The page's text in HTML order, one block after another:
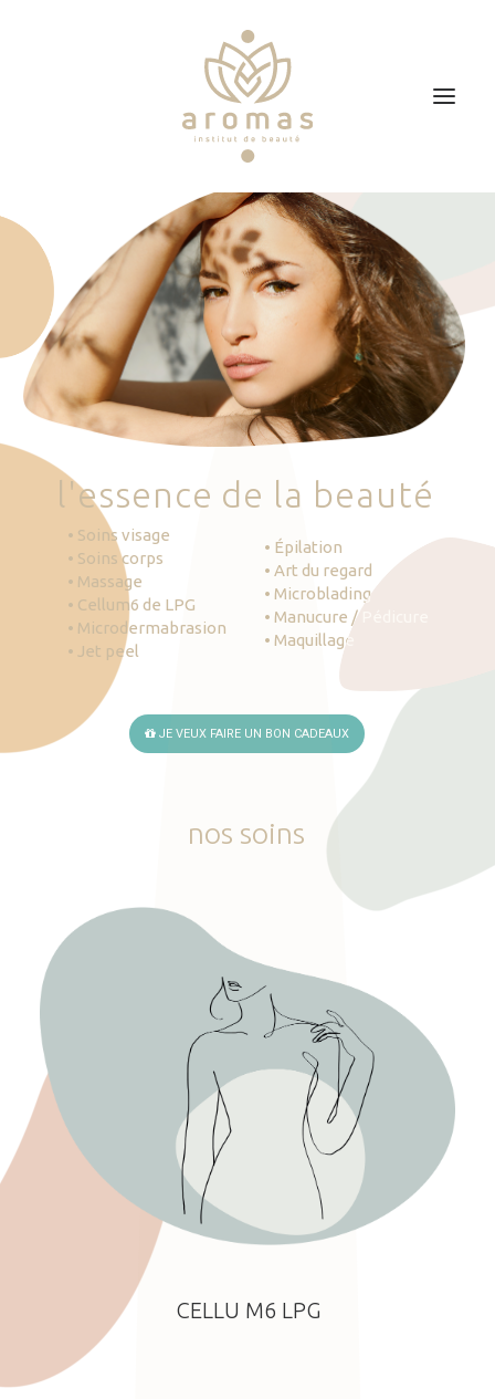
Soins
Je veux faire un bon cadeau
Plan d’accès
Prendre RDV
'essence de la beauté
• Soins visage
• Soins corps
• Massage
• Cellum6 de LPG
• Microdermabrasion
• Jet peel
• Épilation
• Art du regard
• Microblading
• Manucure / Pédicure
• Maquillage
JE VEUX FAIRE UN BON CADEAUX
nos soins
CELLU M6 LPG